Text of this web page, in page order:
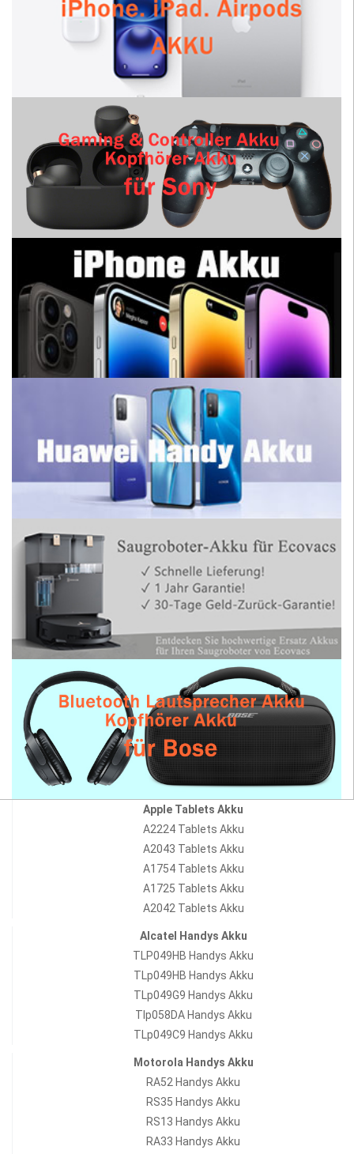
Apple Tablets Akku
A2224 Tablets Akku
A2043 Tablets Akku
A1754 Tablets Akku
A1725 Tablets Akku
A2042 Tablets Akku
Alcatel Handys Akku
TLP049HB Handys Akku
TLp049HB Handys Akku
TLp049G9 Handys Akku
Tlp058DA Handys Akku
TLp049C9 Handys Akku
Motorola Handys Akku
RA52 Handys Akku
RS35 Handys Akku
RS13 Handys Akku
RA33 Handys Akku